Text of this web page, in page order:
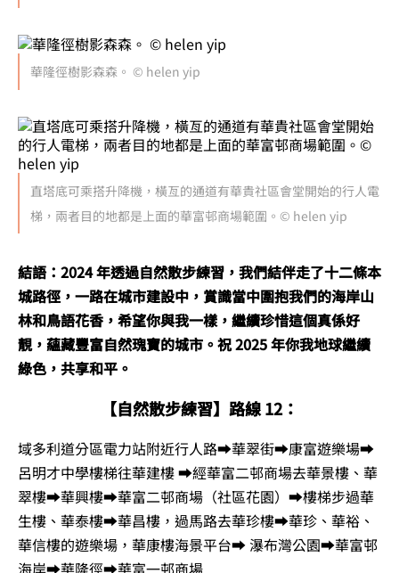
華隆徑樹影森森。 © helen yip
直塔底可乘搭升降機，橫亙的通道有華貴社區會堂開始的行人電
梯，兩者目的地都是上面的華富邨商場範圍。© helen yip
結語：2024 年透過自然散步練習，我們結伴走了十二條本
城路徑，一路在城市建設中，賞識當中圍抱我們的海岸山
林和鳥語花香，希望你與我一樣，繼續珍惜這個真係好
靚，蘊藏豐富自然瑰寶的城市。祝 2025 年你我地球繼續
綠色，共享和平。
【自然散步練習】路線 12：
域多利道分區電力站附近行人路➡️華翠街➡️康富遊樂場➡️
呂明才中學樓梯往華建樓 ➡️經華富二邨商場去華景樓、華
翠樓➡️華興樓➡️華富二邨商場（社區花園）➡️樓梯步過華
生樓、華泰樓➡️華昌樓，過馬路去華珍樓➡️華珍、華裕、
華信樓的遊樂場，華康樓海景平台➡️ 瀑布灣公園➡️華富邨